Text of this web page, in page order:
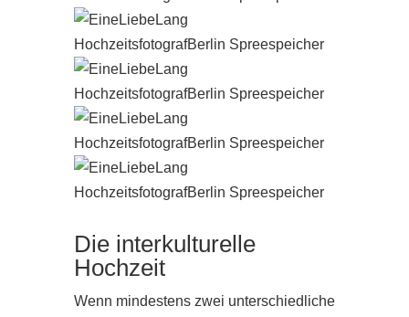
Die interkulturelle
Hochzeit
Wenn mindestens zwei unterschiedliche